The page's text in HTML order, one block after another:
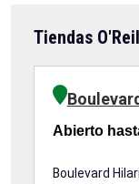
Tiendas
Abierto
Boulevard